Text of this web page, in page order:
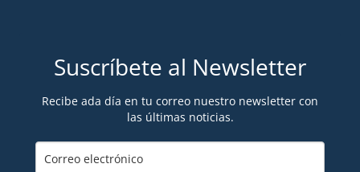
Suscríbete al Newsletter
Recibe ada día en tu correo nuestro newsletter con
las últimas noticias.